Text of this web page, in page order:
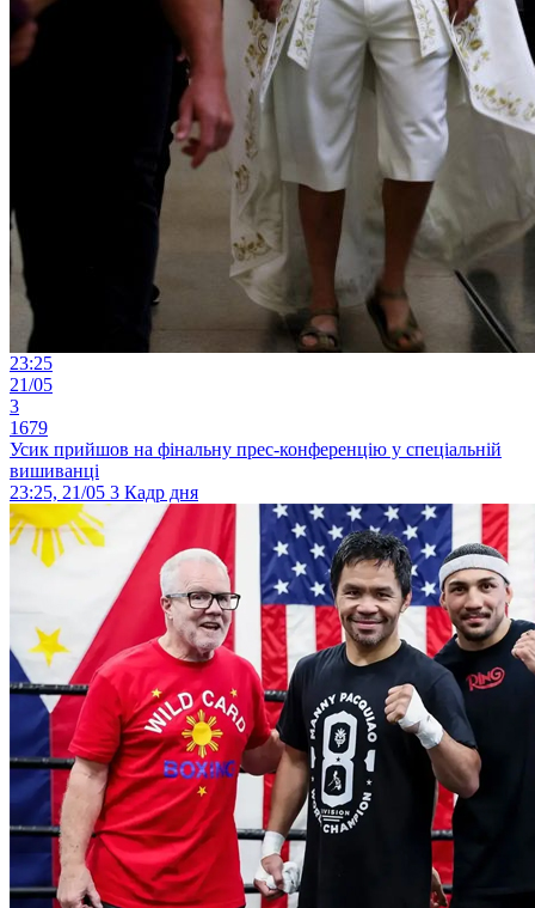
23:25
21/05
3
1679
Усик прийшов на фінальну прес-конференцію у спеціальній
вишиванці
23:25, 21/05 3 Кадр дня